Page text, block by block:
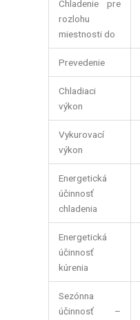
Chladenie pre
rozlohu
miestnosti do
Prevedenie
Chladiaci
výkon
Vykurovací
výkon
Energetická
účinnosť
chladenia
Energetická
účinnosť
kúrenia
Sezónna
účinnosť –